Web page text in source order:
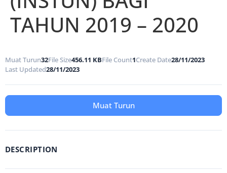
TAHUN 2019 – 2020
Muat Turun32File Size456.11 KBFile Count1Create Date28/11/2023
Last Updated28/11/2023
Muat Turun
DESCRIPTION